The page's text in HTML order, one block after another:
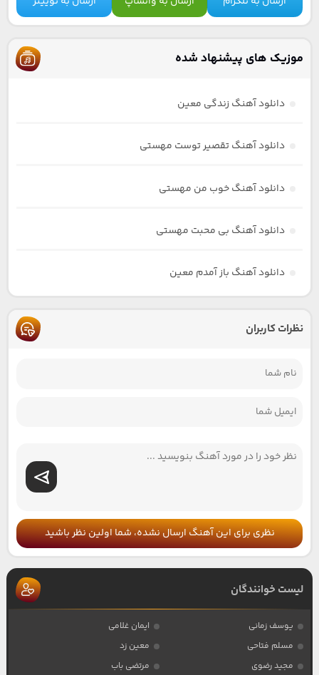
موزیک های پیشنهاد شده
دانلود آهنگ زندگی معین
دانلود آهنگ تقصیر توست مهستی
دانلود آهنگ خوب من مهستی
دانلود آهنگ بی محبت مهستی
دانلود آهنگ باز آمدم معین
نظرات کاربران
نظری برای این آهنگ ارسال نشده، شما اولین نظر باشید
لیست خوانندگان
یوسف زمانی
ایمان غلامی
مسلم فتاحی
معین زد
مجید رضوی
مرتضی باب